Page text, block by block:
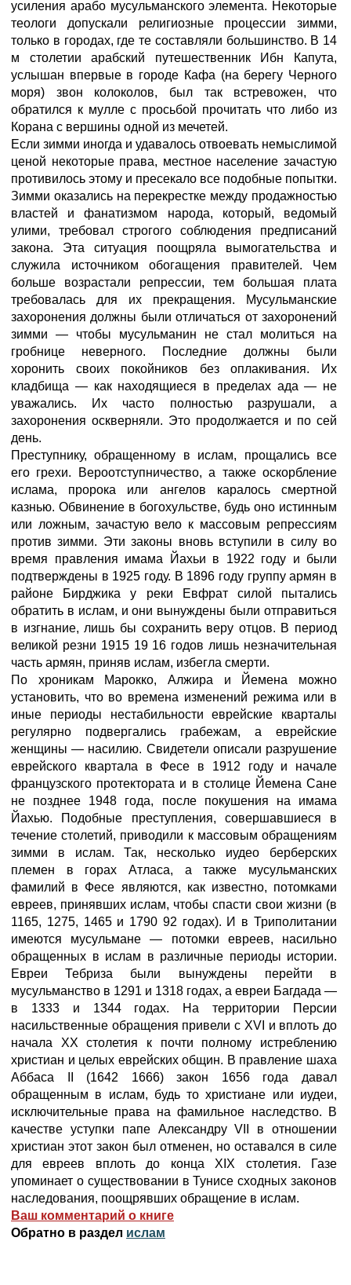
усиления арабо мусульманского элемента. Некоторые
теологи допускали религиозные процессии зимми,
только в городах, где те составляли большинство. В 14
м столетии арабский путешественник Ибн Капута,
услышан впервые в городе Кафа (на берегу Черного
моря) звон колоколов, был так встревожен, что
обратился к мулле с просьбой прочитать что либо из
Корана с вершины одной из мечетей.
Если зимми иногда и удавалось отвоевать немыслимой
ценой некоторые права, местное население зачастую
противилось этому и пресекало все подобные попытки.
Зимми оказались на перекрестке между продажностью
властей и фанатизмом народа, который, ведомый
улими, требовал строгого соблюдения предписаний
закона. Эта ситуация поощряла вымогательства и
служила источником обогащения правителей. Чем
больше возрастали репрессии, тем большая плата
требовалась для их прекращения. Мусульманские
захоронения должны были отличаться от захоронений
зимми — чтобы мусульманин не стал молиться на
гробнице неверного. Последние должны были
хоронить своих покойников без оплакивания. Их
кладбища — как находящиеся в пределах ада — не
уважались. Их часто полностью разрушали, а
захоронения оскверняли. Это продолжается и по сей
день.
Преступнику, обращенному в ислам, прощались все
его грехи. Вероотступничество, а также оскорбление
ислама, пророка или ангелов каралось смертной
казнью. Обвинение в богохульстве, будь оно истинным
или ложным, зачастую вело к массовым репрессиям
против зимми. Эти законы вновь вступили в силу во
время правления имама Йахьи в 1922 году и были
подтверждены в 1925 году. В 1896 году группу армян в
районе Бирджика у реки Евфрат силой пытались
обратить в ислам, и они вынуждены были отправиться
в изгнание, лишь бы сохранить веру отцов. В период
великой резни 1915 19 16 годов лишь незначительная
часть армян, приняв ислам, избегла смерти.
По хроникам Марокко, Алжира и Йемена можно
установить, что во времена изменений режима или в
иные периоды нестабильности еврейские кварталы
регулярно подвергались грабежам, а еврейские
женщины — насилию. Свидетели описали разрушение
еврейского квартала в Фесе в 1912 году и начале
французского протектората и в столице Йемена Сане
не позднее 1948 года, после покушения на имама
Йахью. Подобные преступления, совершавшиеся в
течение столетий, приводили к массовым обращениям
зимми в ислам. Так, несколько иудео берберских
племен в горах Атласа, а также мусульманских
фамилий в Фесе являются, как известно, потомками
евреев, принявших ислам, чтобы спасти свои жизни (в
1165, 1275, 1465 и 1790 92 годах). И в Триполитании
имеются мусульмане — потомки евреев, насильно
обращенных в ислам в различные периоды истории.
Евреи Тебриза были вынуждены перейти в
мусульманство в 1291 и 1318 годах, а евреи Багдада —
в 1333 и 1344 годах. На территории Персии
насильственные обращения привели с XVI и вплоть до
начала XX столетия к почти полному истреблению
христиан и целых еврейских общин. В правление шаха
Аббаса II (1642 1666) закон 1656 года давал
обращенным в ислам, будь то христиане или иудеи,
исключительные права на фамильное наследство. В
качестве уступки папе Александру VII в отношении
христиан этот закон был отменен, но оставался в силе
для евреев вплоть до конца XIX столетия. Газе
упоминает о существовании в Тунисе сходных законов
наследования, поощрявших обращение в ислам.
Ваш комментарий о книге
Обратно в раздел ислам